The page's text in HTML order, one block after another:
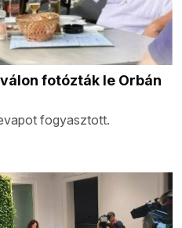
fotózták le Orbán
fogyasztott.